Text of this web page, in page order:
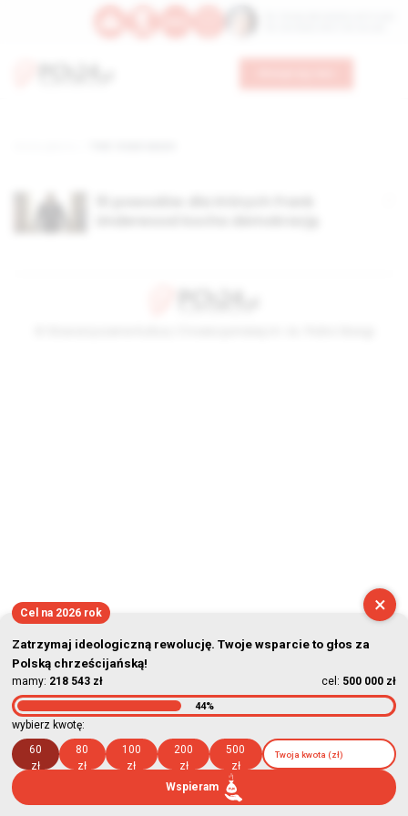
×
Cel na 2026 rok
Zatrzymaj ideologiczną rewolucję. Twoje wsparcie to głos za
Polską chrześcijańską!
mamy: 218 543 zł cel: 500 000 zł
44%
wybierz kwotę:
60
zł
80
zł
100
zł
200
zł
500
zł
Wspieram